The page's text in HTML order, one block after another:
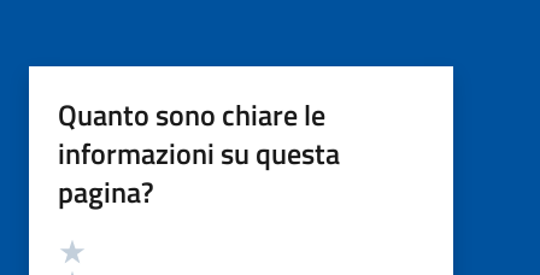
Quanto sono chiare le
informazioni su questa
pagina?
Valutazione